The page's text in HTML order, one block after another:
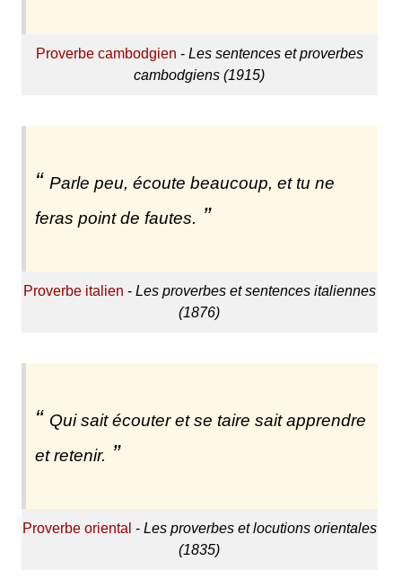
Proverbe cambodgien - Les sentences et proverbes
cambodgiens (1915)
Parle peu, écoute beaucoup, et tu ne
feras point de fautes.
Proverbe italien - Les proverbes et sentences italiennes
(1876)
Qui sait écouter et se taire sait apprendre
et retenir.
Proverbe oriental - Les proverbes et locutions orientales
(1835)